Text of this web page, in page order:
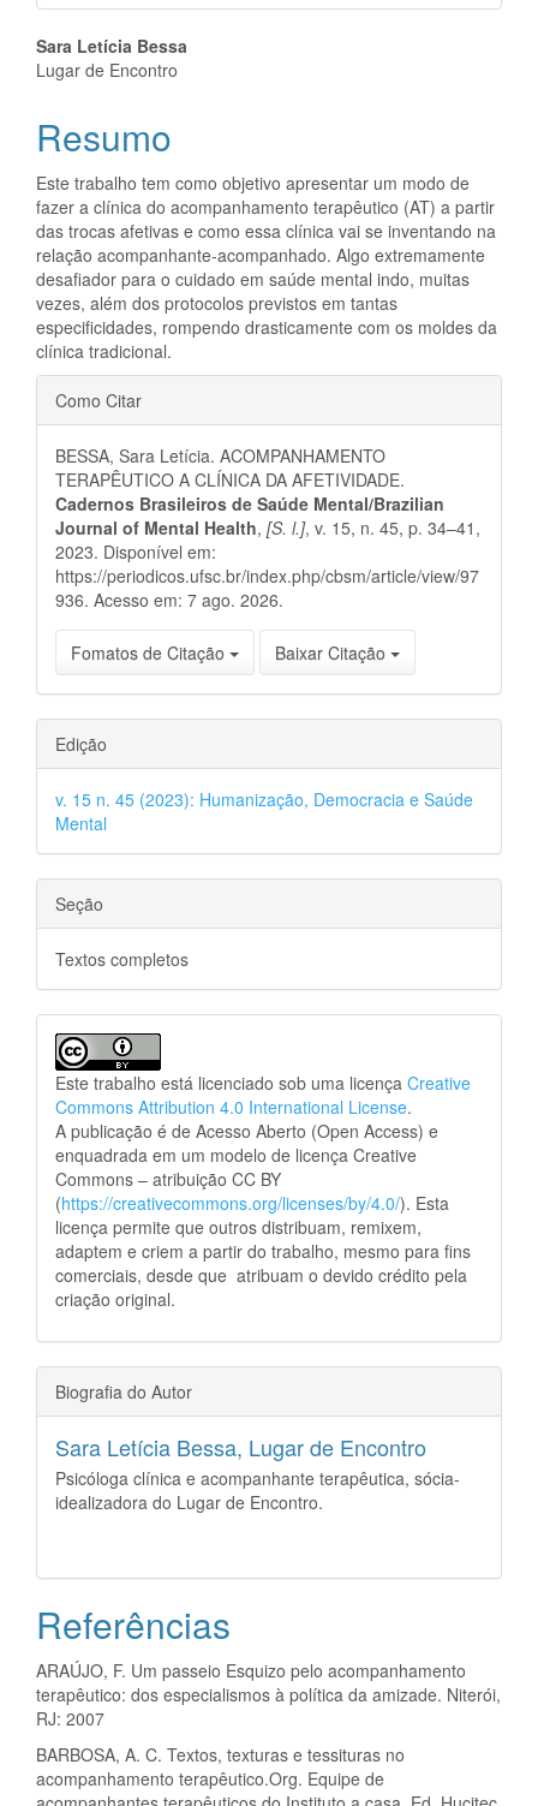
Conteúdo
do
artigo
principal
Sara Letícia Bessa
Lugar de Encontro
Resumo
Este trabalho tem como objetivo apresentar um modo de
fazer a clínica do acompanhamento terapêutico (AT) a partir
das trocas afetivas e como essa clínica vai se inventando na
relação acompanhante-acompanhado. Algo extremamente
desafiador para o cuidado em saúde mental indo, muitas
vezes, além dos protocolos previstos em tantas
especificidades, rompendo drasticamente com os moldes da
clínica tradicional.
Detalhes
do
artigo
Como Citar
BESSA, Sara Letícia. ACOMPANHAMENTO
TERAPÊUTICO A CLÍNICA DA AFETIVIDADE.
Cadernos Brasileiros de Saúde Mental/Brazilian
Journal of Mental Health, [S. l.], v. 15, n. 45, p. 34–41,
2023. Disponível em:
https://periodicos.ufsc.br/index.php/cbsm/article/view/97
936. Acesso em: 7 ago. 2026.
Fomatos de Citação Baixar Citação
Edição
v. 15 n. 45 (2023): Humanização, Democracia e Saúde
Mental
Seção
Textos completos
Este trabalho está licenciado sob uma licença Creative
Commons Attribution 4.0 International License.
A publicação é de Acesso Aberto (Open Access) e
enquadrada em um modelo de licença Creative
Commons – atribuição CC BY
(https://creativecommons.org/licenses/by/4.0/). Esta
licença permite que outros distribuam, remixem,
adaptem e criem a partir do trabalho, mesmo para fins
comerciais, desde que atribuam o devido crédito pela
criação original.
Biografia do Autor
Sara Letícia Bessa, Lugar de Encontro
Psicóloga clínica e acompanhante terapêutica, sócia-
idealizadora do Lugar de Encontro.
Referências
ARAÚJO, F. Um passeio Esquizo pelo acompanhamento
terapêutico: dos especialismos à política da amizade. Niterói,
RJ: 2007
BARBOSA, A. C. Textos, texturas e tessituras no
acompanhamento terapêutico.Org. Equipe de